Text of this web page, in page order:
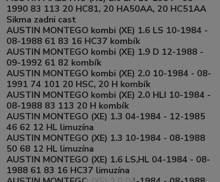
1990 83 113 20 HC81, 20 HA50AA, 20 HC51AA
Sikma zadni cast
AUSTIN MONTEGO kombi (XE) 1.6 LS 10-1984 -
08-1988 61 83 16 HC37 kombík
AUSTIN MONTEGO kombi (XE) 1.9 D 12-1988 -
09-1992 61 82 kombík
AUSTIN MONTEGO kombi (XE) 2.0 10-1984 - 08-
1991 74 101 20 HSC, 20 H kombík
AUSTIN MONTEGO kombi (XE) 2.0 HLI 10-1984 -
08-1988 83 113 20 H kombík
AUSTIN MONTEGO (XE) 1.3 04-1984 - 12-1985
46 62 12 HL limuzína
AUSTIN MONTEGO (XE) 1.3 10-1984 - 08-1988
50 68 12 HL limuzína
AUSTIN MONTEGO (XE) 1.6 LS,HL 04-1984 - 08-
1988 61 83 16 HC37 limuzína